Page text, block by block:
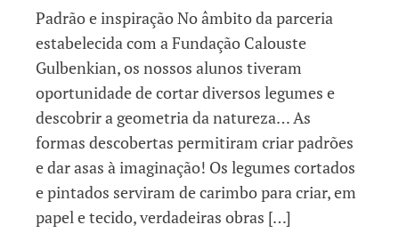
Padrão e inspiração No âmbito da parceria
estabelecida com a Fundação Calouste
Gulbenkian, os nossos alunos tiveram
oportunidade de cortar diversos legumes e
descobrir a geometria da natureza… As
formas descobertas permitiram criar padrões
e dar asas à imaginação! Os legumes cortados
e pintados serviram de carimbo para criar, em
papel e tecido, verdadeiras obras […]